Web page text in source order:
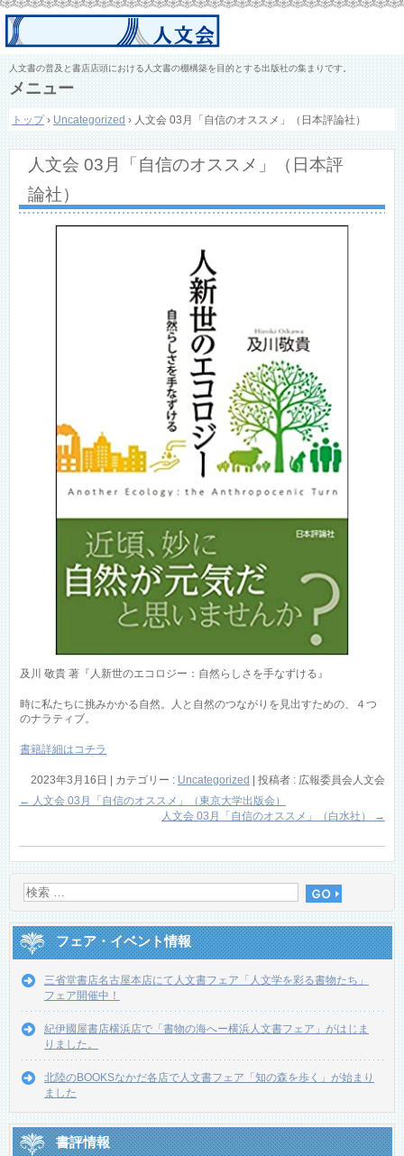
人文書の普及と書店店頭における人文書の棚構築を目的とする出版社の集まりです。
メニュー
ン
ン
キ
トップ › Uncategorized › 人文会 03月「自信のオススメ」（日本評論社）
人文会 03月「自信のオススメ」（日本評
論社）
及川 敬貴 著『人新世のエコロジー：自然らしさを手なずける』
時に私たちに挑みかかる自然。人と自然のつながりを見出すための、４つ
のナラティブ。
書籍詳細はコチラ
2023年3月16日 カテゴリー : Uncategorized
投稿者 : 広報委員会人文会
← 人文会 03月「自信のオススメ」（東京大学出版会）
人文会 03月「自信のオススメ」（白水社）
→
フェア・イベント情報
三省堂書店名古屋本店にて人文書フェア「人文学を彩る書物たち」
フェア開催中！
紀伊國屋書店横浜店で「書物の海へー横浜人文書フェア」がはじま
りました。
北陸のBOOKSなかだ各店で人文書フェア「知の森を歩く」が始まり
ました
書評情報